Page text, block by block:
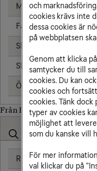
Mobil
Fast telefon
Skicka sms
Skicka mms
Öppningsavgift
Från Brasilien till
Ringa samtal
och
cookies krävs inte
dessa cookies är
på webbplatsen
Genom att klicka
samtycker du till
cookies. Du kan
cookies och
cookies. Tänk dock
typer av cookies
möjlighet att
som du kanske vill
För mer
val klickar du på